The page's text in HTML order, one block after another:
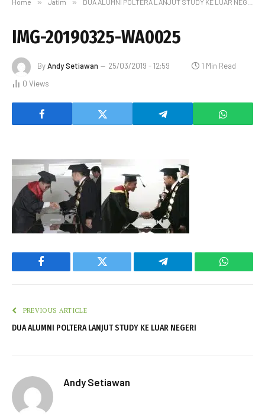
Home » Jatim » DUA ALUMNI POLTERA LANJUT STUDY KE LUAR NEGERI
IMG-20190325-WA0025
ByAndy Setiawan 25/03/2019 - 12:59
1 Min Read
0 Views
Facebook Twitter Telegram
PREVIOUS ARTICLE
DUA ALUMNI POLTERA LANJUT STUDY KE LUAR NEGERI
Andy Setiawan